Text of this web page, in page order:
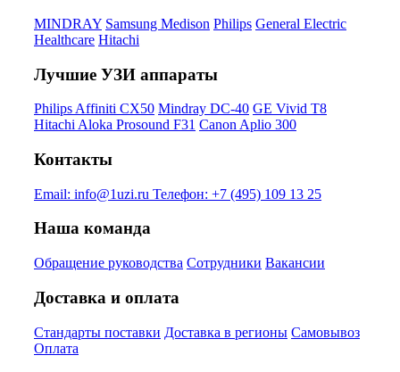
MINDRAY Samsung Medison Philips General Electric
Healthcare Hitachi
Лучшие УЗИ аппараты
Philips Affiniti CX50 Mindray DC-40 GE Vivid T8
Hitachi Aloka Prosound F31 Canon Aplio 300
Контакты
Email: info@1uzi.ru Телефон: +7 (495) 109 13 25
Наша команда
Обращение руководства Сотрудники Вакансии
Доставка и оплата
Стандарты поставки Доставка в регионы Самовывоз
Оплата